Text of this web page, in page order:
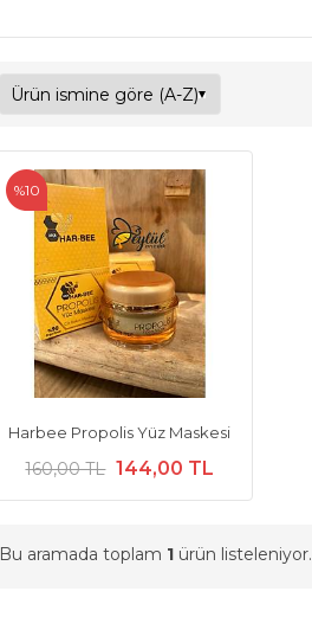
Harbee Propolis Yüz Maskesi
160,00 TL 144,00 TL
%10
Bu aramada toplam 1 ürün listeleniyor.